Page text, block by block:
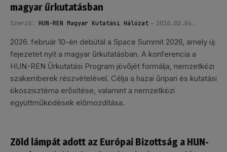
magyar űrkutatásban
Szerző: HUN-REN Magyar Kutatási Hálózat 2026.02.04.
2026. február 10-én debütál a Space Summit 2026, amely új
fejezetet nyit a magyar űrkutatásban. A konferencia a
HUN-REN Űrkutatási Program jövőjét formálja, nemzetközi
szakemberek részvételével. Célja a hazai űripari és kutatási
ökoszisztéma erősítése, valamint a nemzetközi
együttműködések előmozdítása.
Zöld lámpát adott az Európai Bizottság a HUN-